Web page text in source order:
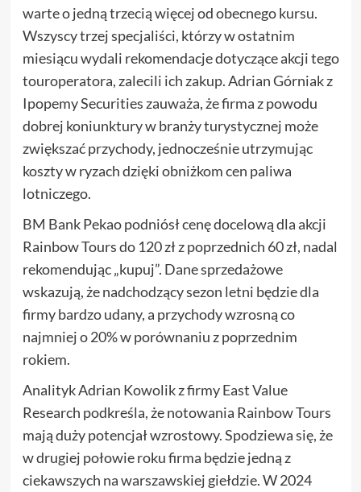
warte o jedną trzecią więcej od obecnego kursu.
Wszyscy trzej specjaliści, którzy w ostatnim
miesiącu wydali rekomendacje dotyczące akcji tego
touroperatora, zalecili ich zakup. Adrian Górniak z
Ipopemy Securities zauważa, że firma z powodu
dobrej koniunktury w branży turystycznej może
zwiększać przychody, jednocześnie utrzymując
koszty w ryzach dzięki obniżkom cen paliwa
lotniczego.
BM Bank Pekao podniósł cenę docelową dla akcji
Rainbow Tours do 120 zł z poprzednich 60 zł, nadal
rekomendując „kupuj”. Dane sprzedażowe
wskazują, że nadchodzący sezon letni będzie dla
firmy bardzo udany, a przychody wzrosną co
najmniej o 20% w porównaniu z poprzednim
rokiem.
Analityk Adrian Kowolik z firmy East Value
Research podkreśla, że notowania Rainbow Tours
mają duży potencjał wzrostowy. Spodziewa się, że
w drugiej połowie roku firma będzie jedną z
ciekawszych na warszawskiej giełdzie. W 2024